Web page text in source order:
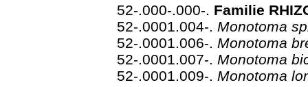
52-.000-.000-. Familie
52-.0001.004-. Monotoma
52-.0001.006-. Monotoma
52-.0001.007-. Monotoma
52-.0001.009-. Monotoma